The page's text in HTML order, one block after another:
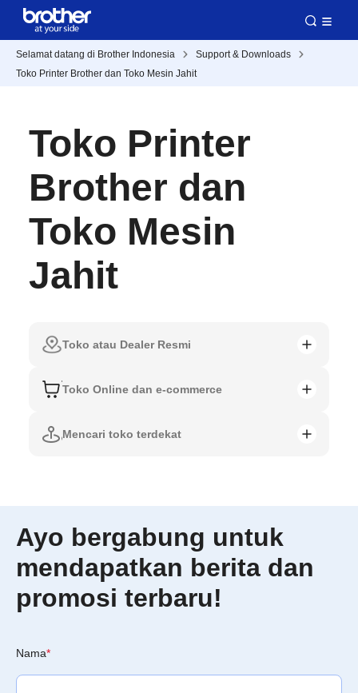
Selamat datang di Brother Indonesia
Support & Downloads
Toko Printer Brother dan Toko Mesin Jahit
Toko Printer
Brother dan
Toko Mesin
Jahit
Toko atau Dealer Resmi
Toko Online dan e-commerce
Mencari toko terdekat
Ayo bergabung untuk
mendapatkan berita dan
promosi terbaru!
Nama*